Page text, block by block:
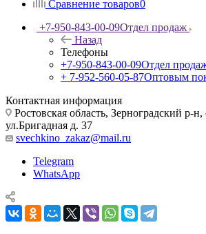
Сравнение товаров0
+7-950-843-00-09Отдел продаж
Назад
Телефоны
+7-950-843-00-09Отдел
+ 7-952-560-05-87Оптовым
Контактная информация
Ростовская область, Зерноградский р-
ул.Бригадная д. 37
svechkino_zakaz@mail.ru
Telegram
WhatsApp